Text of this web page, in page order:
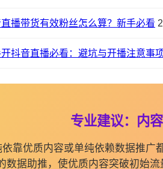
播带货有效粉丝怎么算？新手必看
抖音直播必看：避坑与开播注意事
专业建议：内
靠优质内容或单纯依赖数据推
数据助推，使优质内容突破初始